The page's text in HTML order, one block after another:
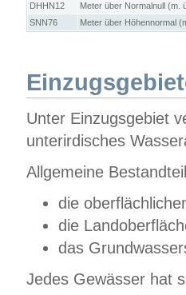
DHHN12
Meter über Normalnull (m.
SNN76
Meter über Höhennormal
Unter Einzugsgebiet
unterirdisches
Allgemeine
die
die
das
Jedes Gewässer hat